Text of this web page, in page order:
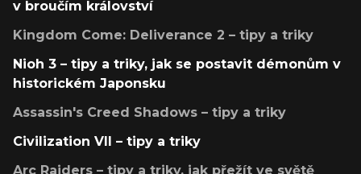
v broučím království
Kingdom Come: Deliverance 2 – tipy a triky
Nioh 3 – tipy a triky, jak se postavit démonům v
historickém Japonsku
Assassin's Creed Shadows – tipy a triky
Civilization VII – tipy a triky
Arc Raiders – tipy a triky, jak přežít ve světě